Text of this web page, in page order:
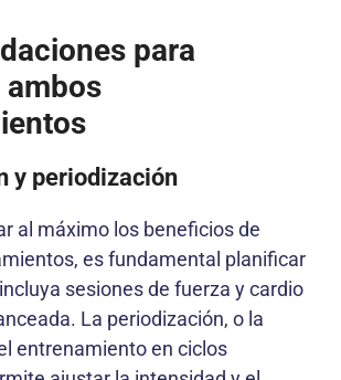
para
y periodización
al máximo los beneficios de
es fundamental planificar
sesiones de fuerza y cardio
La periodización, o la
entrenamiento en ciclos